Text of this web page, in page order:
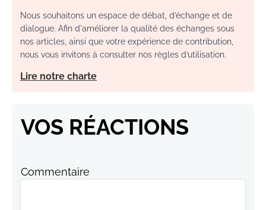
Nous souhaitons un espace de débat, d’échange et de
dialogue. Afin d'améliorer la qualité des échanges sous
nos articles, ainsi que votre expérience de contribution,
nous vous invitons à consulter nos règles d’utilisation.
Lire notre charte
VOS RÉACTIONS
Commentaire